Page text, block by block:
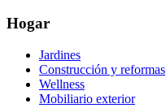
Hogar
Jardines
Construcción y reformas
Wellness
Mobiliario exterior